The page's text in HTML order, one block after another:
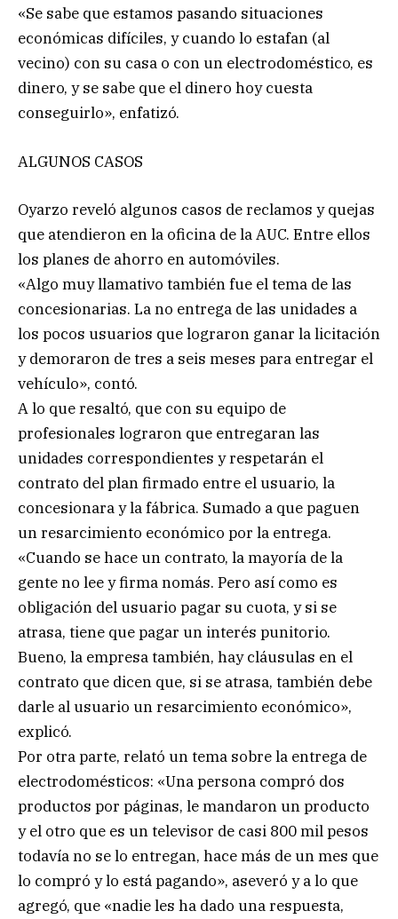
«Se sabe que estamos pasando situaciones
económicas difíciles, y cuando lo estafan (al
vecino) con su casa o con un electrodoméstico, es
dinero, y se sabe que el dinero hoy cuesta
conseguirlo», enfatizó.
ALGUNOS CASOS
Oyarzo reveló algunos casos de reclamos y quejas
que atendieron en la oficina de la AUC. Entre ellos
los planes de ahorro en automóviles.
«Algo muy llamativo también fue el tema de las
concesionarias. La no entrega de las unidades a
los pocos usuarios que lograron ganar la licitación
y demoraron de tres a seis meses para entregar el
vehículo», contó.
A lo que resaltó, que con su equipo de
profesionales lograron que entregaran las
unidades correspondientes y respetarán el
contrato del plan firmado entre el usuario, la
concesionara y la fábrica. Sumado a que paguen
un resarcimiento económico por la entrega.
«Cuando se hace un contrato, la mayoría de la
gente no lee y firma nomás. Pero así como es
obligación del usuario pagar su cuota, y si se
atrasa, tiene que pagar un interés punitorio.
Bueno, la empresa también, hay cláusulas en el
contrato que dicen que, si se atrasa, también debe
darle al usuario un resarcimiento económico»,
explicó.
Por otra parte, relató un tema sobre la entrega de
electrodomésticos: «Una persona compró dos
productos por páginas, le mandaron un producto
y el otro que es un televisor de casi 800 mil pesos
todavía no se lo entregan, hace más de un mes que
lo compró y lo está pagando», aseveró y a lo que
agregó, que «nadie les ha dado una respuesta,